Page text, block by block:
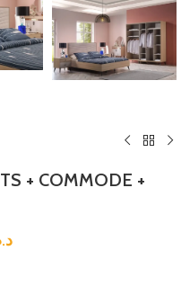
+ COMMODE +